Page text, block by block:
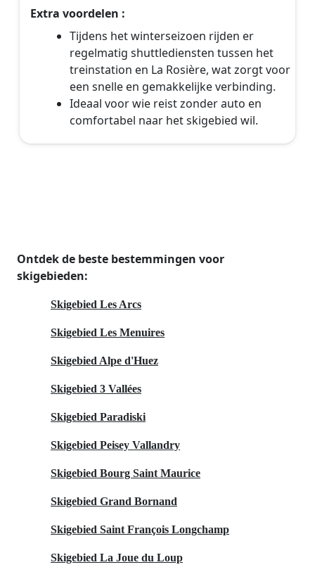
Extra voordelen :
Tijdens het winterseizoen rijden er
regelmatig shuttlediensten tussen het
treinstation en La Rosière, wat zorgt voor
een snelle en gemakkelijke verbinding.
Ideaal voor wie reist zonder auto en
comfortabel naar het skigebied wil.
Ontdek de beste bestemmingen voor
skigebieden:
Skigebied Les Arcs
Skigebied Les Menuires
Skigebied Alpe d'Huez
Skigebied 3 Vallées
Skigebied Paradiski
Skigebied Peisey Vallandry
Skigebied Bourg Saint Maurice
Skigebied Grand Bornand
Skigebied Saint François Longchamp
Skigebied La Joue du Loup